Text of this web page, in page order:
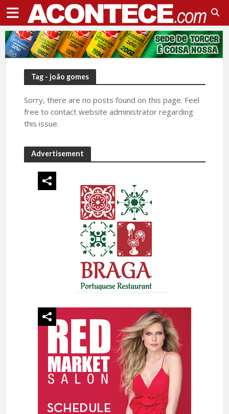
Tag - joão gomes
Sorry, there are no posts found on this page. Feel
free to contact website administrator regarding
this issue.
Advertisement